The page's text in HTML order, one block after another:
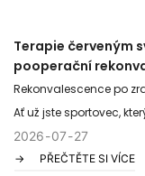
Terapie červeným
pooperační
Rekonvalescence po
Ať už jste sportovec,
potýká s pomalým
může být frustrující a
2026 07 27
PŘEČTĚTE SI VÍCE